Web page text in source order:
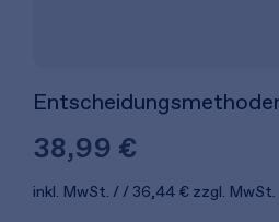
38,99 €
inkl. MwSt. 36,44 € zzgl. MwSt.